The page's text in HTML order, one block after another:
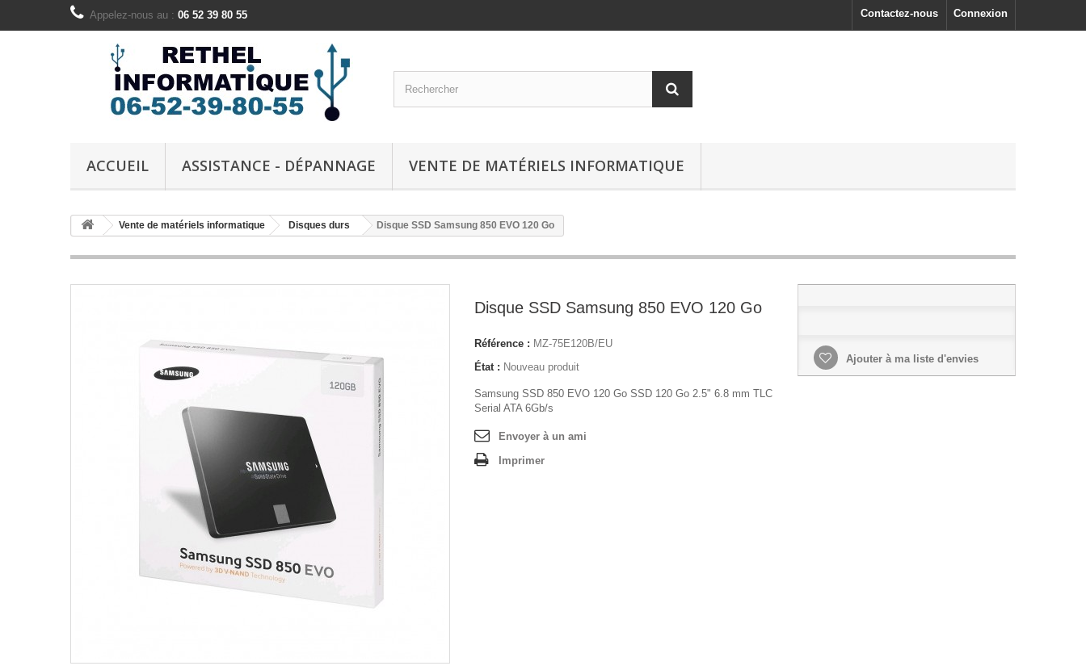
Connexion
Contactez-nous
Appelez-nous au : 06 52 39 80 55
ACCUEIL ASSISTANCE - DÉPANNAGE VENTE DE MATÉRIELS INFORMATIQUE
Vente de matériels informatique Disques durs Disque SSD Samsung 850 EVO 120 Go
Disque SSD Samsung 850 EVO 120 Go
Référence : MZ-75E120B/EU
État : Nouveau produit
Samsung SSD 850 EVO 120 Go SSD 120 Go 2.5" 6.8 mm TLC
Serial ATA 6Gb/s
Envoyer à un ami
Imprimer
Ajouter à ma liste d'envies